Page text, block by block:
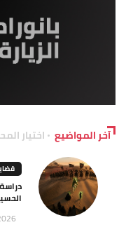
آخر المواضيع اختيار